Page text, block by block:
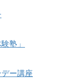
塾」
ー講座